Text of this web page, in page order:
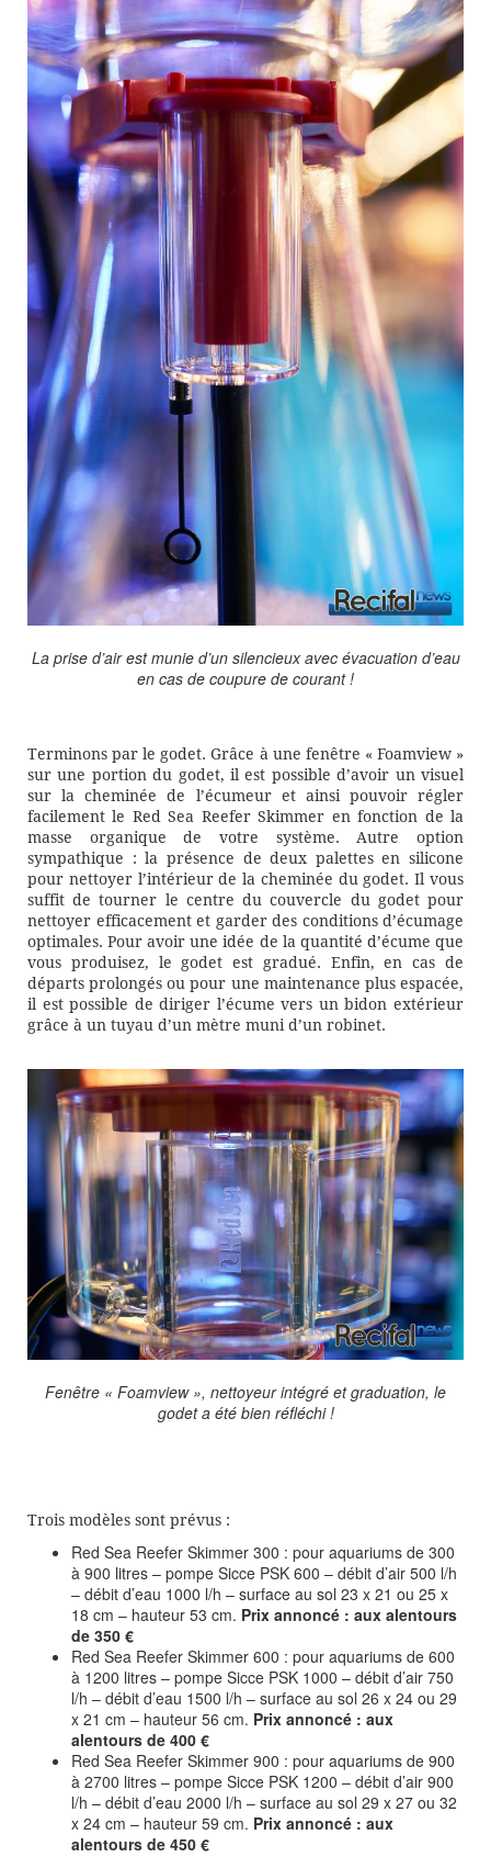
La prise d’air est munie d’un silencieux avec évacuation d’eau
en cas de coupure de courant !
Terminons par le godet. Grâce à une fenêtre « Foamview »
sur une portion du godet, il est possible d’avoir un visuel
sur la cheminée de l’écumeur et ainsi pouvoir régler
facilement le Red Sea Reefer Skimmer en fonction de la
masse organique de votre système. Autre option
sympathique : la présence de deux palettes en silicone
pour nettoyer l’intérieur de la cheminée du godet. Il vous
suffit de tourner le centre du couvercle du godet pour
nettoyer efficacement et garder des conditions d’écumage
optimales. Pour avoir une idée de la quantité d’écume que
vous produisez, le godet est gradué. Enfin, en cas de
départs prolongés ou pour une maintenance plus espacée,
il est possible de diriger l’écume vers un bidon extérieur
grâce à un tuyau d’un mètre muni d’un robinet.
Fenêtre « Foamview », nettoyeur intégré et graduation, le
godet a été bien réfléchi !
Trois modèles sont prévus :
Red Sea Reefer Skimmer 300 : pour aquariums de 300
à 900 litres – pompe Sicce PSK 600 – débit d’air 500 l/h
– débit d’eau 1000 l/h – surface au sol 23 x 21 ou 25 x
18 cm – hauteur 53 cm. Prix annoncé : aux alentours
de 350 €
Red Sea Reefer Skimmer 600 : pour aquariums de 600
à 1200 litres – pompe Sicce PSK 1000 – débit d’air 750
l/h – débit d’eau 1500 l/h – surface au sol 26 x 24 ou 29
x 21 cm – hauteur 56 cm. Prix annoncé : aux
alentours de 400 €
Red Sea Reefer Skimmer 900 : pour aquariums de 900
à 2700 litres – pompe Sicce PSK 1200 – débit d’air 900
l/h – débit d’eau 2000 l/h – surface au sol 29 x 27 ou 32
x 24 cm – hauteur 59 cm. Prix annoncé : aux
alentours de 450 €